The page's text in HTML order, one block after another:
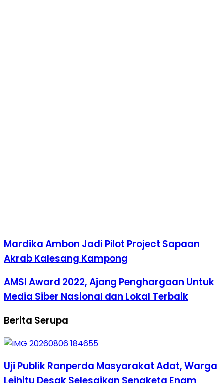
Mardika Ambon Jadi Pilot Project Sapaan
Akrab Kalesang Kampong
AMSI Award 2022, Ajang Penghargaan Untuk
Media Siber Nasional dan Lokal Terbaik
Berita Serupa
Uji Publik Ranperda Masyarakat Adat, Warga